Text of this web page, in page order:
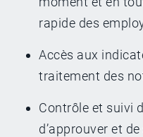
rapide des
Accès aux
traitement des
Contrôle et suivi
d’approuver et